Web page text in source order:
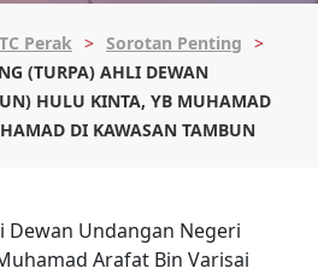
Perak
Sorotan Penting
(TURPA) AHLI DEWAN
HULU KINTA, YB MUHAMAD
DI KAWASAN TAMBUN
Dewan Undangan Negeri
Arafat Bin Varisai